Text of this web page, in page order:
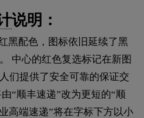
说明：
黑配色，图标依旧延续了黑
中心的红色复选标记在新图
们提供了安全可靠的保证交
“顺丰速递”改为更短的“顺
高端速递”将在字标下方以小